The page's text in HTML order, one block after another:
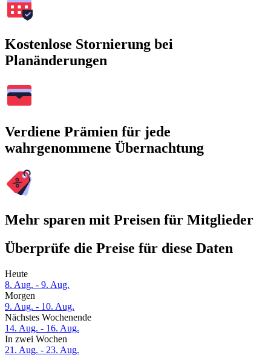
Kostenlose Stornierung bei
Planänderungen
Verdiene Prämien für jede
wahrgenommene Übernachtung
Mehr sparen mit Preisen für Mitglieder
Überprüfe die Preise für diese Daten
Heute
8. Aug. - 9. Aug.
Morgen
9. Aug. - 10. Aug.
Nächstes Wochenende
14. Aug. - 16. Aug.
In zwei Wochen
21. Aug. - 23. Aug.